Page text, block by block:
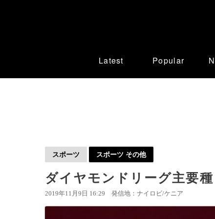
Latest Popular
スポーツ スポーツ その他
ダイヤモンドリーグ主要
2019年11月9日 16:29 発信地：ナイロビ/ケニア